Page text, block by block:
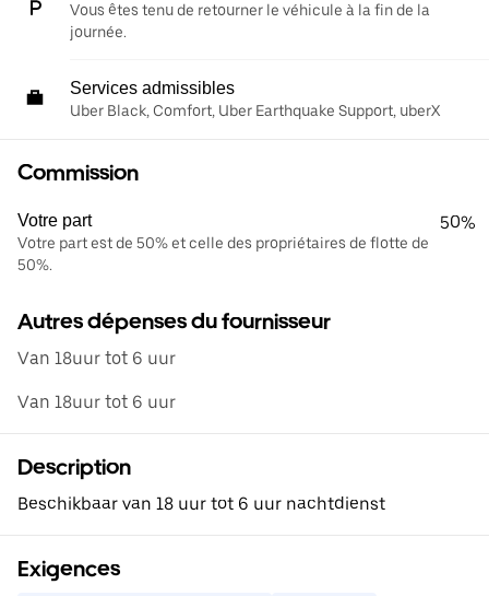
Vous êtes tenu de retourner le véhicule à la fin de la
journée.
Services admissibles
Uber Black, Comfort, Uber Earthquake Support, uberX
Commission
Votre part
Votre part est de 50% et celle des propriétaires de flotte de
50%.
50%
Autres dépenses du fournisseur
Van 18uur tot 6 uur
Van 18uur tot 6 uur
Description
Beschikbaar van 18 uur tot 6 uur nachtdienst
Exigences